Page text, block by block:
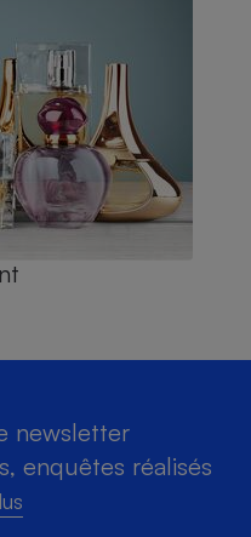
newsletter
enquêtes réalisés